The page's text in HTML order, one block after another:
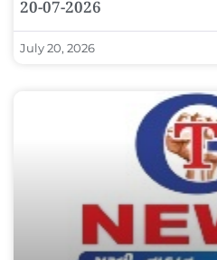
20-07-2026
July 20, 2026